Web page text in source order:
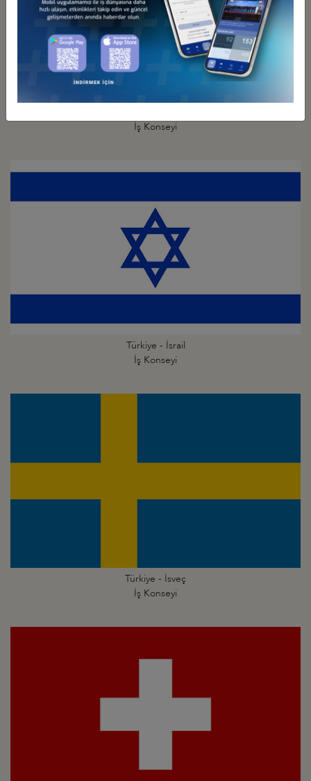
İş Konseyi
Türkiye - İsrail
İş Konseyi
Türkiye - İsveç
İş Konseyi